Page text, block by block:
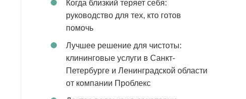
Когда близкий теряет себя:
руководство для тех, кто готов
помочь
Лучшее решение для чистоты:
клининговые услуги в Санкт-
Петербурге и Ленинградской области
от компании Проблекс